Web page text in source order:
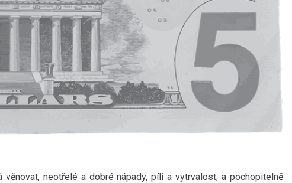
neotřelé a dobré nápady, píli a vytrvalost, a pochopitelně